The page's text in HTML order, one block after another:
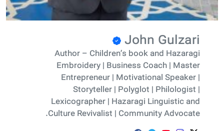
John Gulzari
Author – Children’s book and Hazaragi
Embroidery | Business Coach | Master
Entrepreneur | Motivational Speaker |
Storyteller | Polyglot | Philologist |
Lexicographer | Hazaragi Linguistic and
Culture Revivalist | Community Advocate.